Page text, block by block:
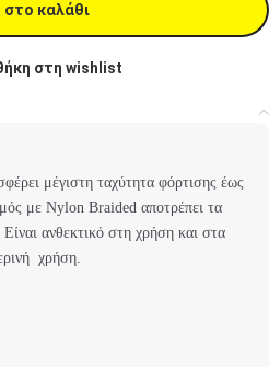
στο καλάθι
στη wishlist
μέγιστη ταχύτητα φόρτισης έως
με Nylon Braided αποτρέπει τα
ανθεκτικό στη χρήση και στα
χρήση.